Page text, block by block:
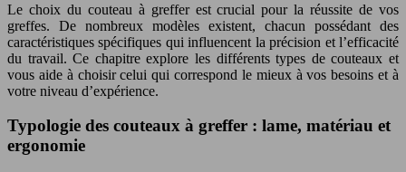
Le choix du couteau à greffer est crucial pour la réussite de vos
greffes. De nombreux modèles existent, chacun possédant des
caractéristiques spécifiques qui influencent la précision et l’efficacité
du travail. Ce chapitre explore les différents types de couteaux et
vous aide à choisir celui qui correspond le mieux à vos besoins et à
votre niveau d’expérience.
Typologie des couteaux à greffer : lame, matériau et
ergonomie